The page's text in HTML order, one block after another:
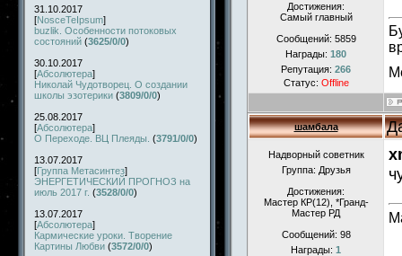
31.10.2017
[NosceTeIpsum]
buzlik. Особенности потоковых
состояний (3625/0/0)
30.10.2017
[Абсолютера]
Николай Чудотворец. О создании
школы эзотерики (3809/0/0)
25.08.2017
[Абсолютера]
О Переходе. ВЦ Плеяды. (3791/0/0)
13.07.2017
[Группа Метасинтез]
ЭНЕРГЕТИЧЕСКИЙ ПРОГНОЗ на
июль 2017 г. (3528/0/0)
13.07.2017
[Абсолютера]
Кармические уроки. Творение
Картины Любви (3572/0/0)
Достижения:
Самый главный
Сообщений: 5859
Награды: 180
Репутация: 266
Статус: Offline
шамбала
Надворный советник
Группа: Друзья
Достижения:
Мастер КР(12), *Гранд-
Мастер РД
Сообщений: 98
Награды: 1